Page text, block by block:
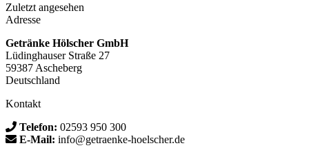
Zuletzt angesehen
Adresse
Getränke Hölscher GmbH
Lüdinghauser Straße 27
59387 Ascheberg
Deutschland
Kontakt
Telefon: 02593 950 300
E-Mail: info@getraenke-hoelscher.de